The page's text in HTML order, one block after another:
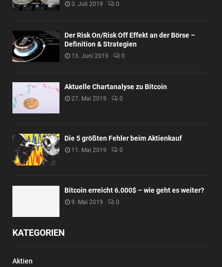
3. Juli 2019 0
Der Risk On/Risk Off Effekt an der Börse –
Definition & Strategien
13. Juni 2019 0
Aktuelle Chartanalyse zu Bitcoin
27. Mai 2019 0
Die 5 größten Fehler beim Aktienkauf
11. Mai 2019 0
Bitcoin erreicht 6.000$ – wie geht es weiter?
9. Mai 2019 0
KATEGORIEN
Aktien